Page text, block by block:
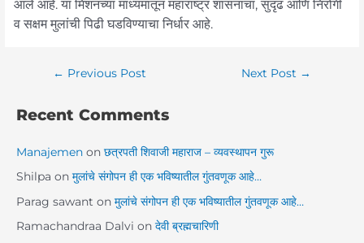
आले आहे. या मिशनच्या माध्यमातून महाराष्ट्र शासनाचा, सुदृढ आणि निरोगी
व सक्षम मुलांची पिढी घडविण्याचा निर्धार आहे.
← Previous Post Next Post →
Recent Comments
Manajemenon छत्रपती शिवाजी महाराज – व्यवस्थापन गुरू
Shilpa on मुलांचे संगोपन ही एक भविष्यातील गुंतवणूक आहे…
Parag sawant on मुलांचे संगोपन ही एक भविष्यातील गुंतवणूक आहे…
Ramachandraa Dalvi on देवी ब्रह्मचारिणी